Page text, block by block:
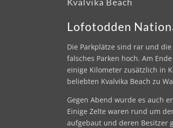
Lofotodden
Die Parkplätze sind rar und
falsches Parken hoch. Am
einige Kilometer zusätzlich in
beliebten Kvalvika Beach zu
Gegen Abend wurde es auch
Einige Zelte waren rund um
aufgebaut und deren Besitzer